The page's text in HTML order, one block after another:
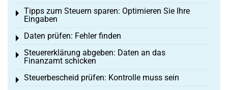
Tipps zum Steuern sparen: Optimieren Sie Ihre
Eingaben
Toggle menu
Daten prüfen: Fehler finden
Toggle menu
Steuererklärung abgeben: Daten an das
Finanzamt schicken
Toggle menu
Steuerbescheid prüfen: Kontrolle muss sein
Toggle menu